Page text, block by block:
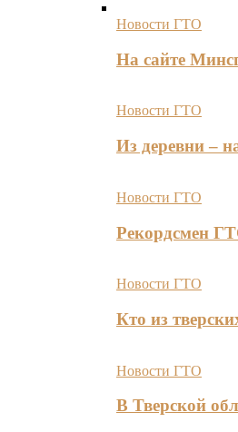
Новости ГТО
На сайте
Новости ГТО
Из деревни –
Новости ГТО
Рекордсмен
Новости ГТО
Кто из
Новости ГТО
В Тверской